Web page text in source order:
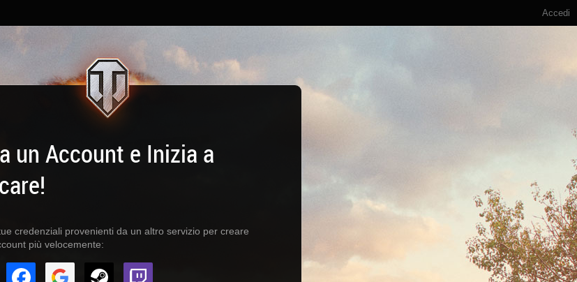
Accedi
un Account e Inizia a
credenziali provenienti da un altro servizio per creare
più velocemente: